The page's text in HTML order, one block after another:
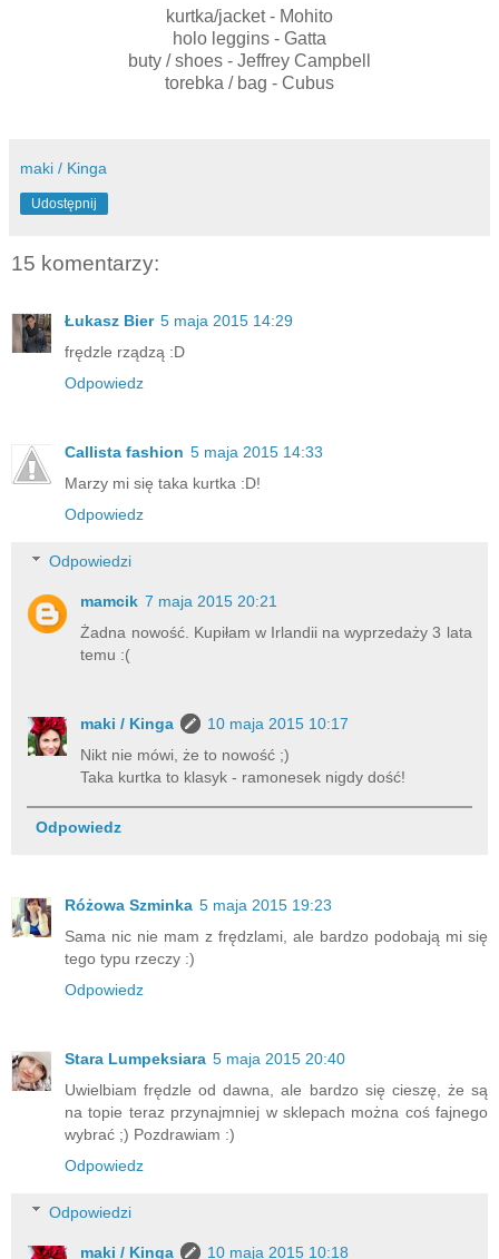
kurtka/jacket - Mohito
holo leggins - Gatta
buty / shoes - Jeffrey Campbell
torebka / bag - Cubus
maki / Kinga
Udostępnij
15 komentarzy:
Łukasz Bier 5 maja 2015 14:29
frędzle rządzą :D
Odpowiedz
Callista fashion 5 maja 2015 14:33
Marzy mi się taka kurtka :D!
Odpowiedz
Odpowiedzi
mamcik 7 maja 2015 20:21
Żadna nowość. Kupiłam w Irlandii na wyprzedaży 3 lata
temu :(
maki / Kinga
10 maja 2015 10:17
Nikt nie mówi, że to nowość ;)
Taka kurtka to klasyk - ramonesek nigdy dość!
Odpowiedz
Różowa Szminka 5 maja 2015 19:23
Sama nic nie mam z frędzlami, ale bardzo podobają mi się
tego typu rzeczy :)
Odpowiedz
Stara Lumpeksiara 5 maja 2015 20:40
Uwielbiam frędzle od dawna, ale bardzo się cieszę, że są
na topie teraz przynajmniej w sklepach można coś fajnego
wybrać ;) Pozdrawiam :)
Odpowiedz
Odpowiedzi
maki / Kinga 10 maja 2015 10:18